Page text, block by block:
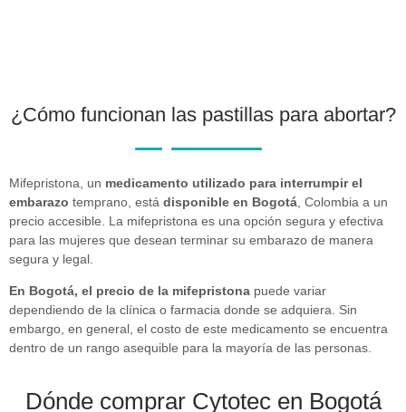
¿Cómo funcionan las pastillas para abortar?
Mifepristona, un medicamento utilizado para interrumpir el
embarazo temprano, está disponible en Bogotá , Colombia a un
precio accesible. La mifepristona es una opción segura y efectiva
para las mujeres que desean terminar su embarazo de manera
segura y legal.
En Bogotá, el precio de la mifepristona puede variar
dependiendo de la clínica o farmacia donde se adquiera. Sin
embargo, en general, el costo de este medicamento se encuentra
dentro de un rango asequible para la mayoría de las personas.
Dónde comprar Cytotec en Bogotá